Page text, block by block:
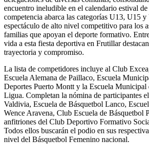
encuentro ineludible en el calendario estival
competencia abarca las categorías U13, U15
espectáculo de alto nivel competitivo para los
familias que apoyan el deporte formativo.
vida a esta fiesta deportiva en Frutillar
trayectoria y compromiso.
La lista de competidores incluye al Club
Escuela Alemana de Paillaco, Escuela
Deportes Puerto Montt y la Escuela Municipal
Ligua. Completan la nómina de participantes
Valdivia, Escuela de Básquetbol Lanco,
Wence Aravena, Club Escuela de Básquetbol
anfitriones del Club Deportivo Formativo
Todos ellos buscarán el podio en sus
nivel del Básquetbol Femenino nacional.